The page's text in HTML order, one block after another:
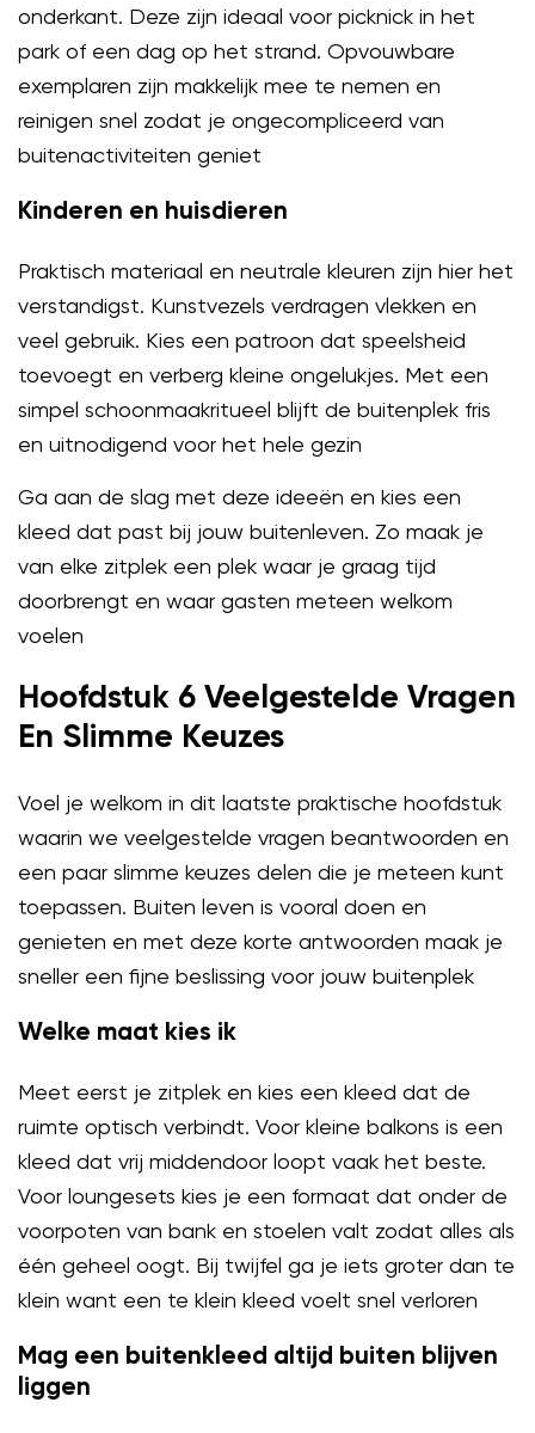
onderkant. Deze zijn ideaal voor picknick in het
park of een dag op het strand. Opvouwbare
exemplaren zijn makkelijk mee te nemen en
reinigen snel zodat je ongecompliceerd van
buitenactiviteiten geniet
Kinderen en huisdieren
Praktisch materiaal en neutrale kleuren zijn hier het
verstandigst. Kunstvezels verdragen vlekken en
veel gebruik. Kies een patroon dat speelsheid
toevoegt en verberg kleine ongelukjes. Met een
simpel schoonmaakritueel blijft de buitenplek fris
en uitnodigend voor het hele gezin
Ga aan de slag met deze ideeën en kies een
kleed dat past bij jouw buitenleven. Zo maak je
van elke zitplek een plek waar je graag tijd
doorbrengt en waar gasten meteen welkom
voelen
Hoofdstuk 6 Veelgestelde Vragen
En Slimme Keuzes
Voel je welkom in dit laatste praktische hoofdstuk
waarin we veelgestelde vragen beantwoorden en
een paar slimme keuzes delen die je meteen kunt
toepassen. Buiten leven is vooral doen en
genieten en met deze korte antwoorden maak je
sneller een fijne beslissing voor jouw buitenplek
Welke maat kies ik
Meet eerst je zitplek en kies een kleed dat de
ruimte optisch verbindt. Voor kleine balkons is een
kleed dat vrij middendoor loopt vaak het beste.
Voor loungesets kies je een formaat dat onder de
voorpoten van bank en stoelen valt zodat alles als
één geheel oogt. Bij twijfel ga je iets groter dan te
klein want een te klein kleed voelt snel verloren
Mag een buitenkleed altijd buiten blijven
liggen